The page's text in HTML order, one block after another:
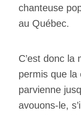
chanteuse
au Québec.
C’est donc la
permis que la
parvienne
avouons-le,